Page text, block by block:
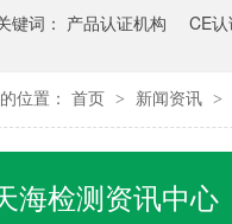
键词： 产品认证机构 CE认
位置： 首页 > 新闻资讯 >
海检测资讯中心